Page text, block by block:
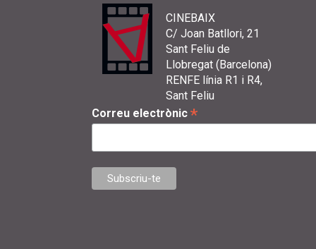
CINEBAIX
C/ Joan Batllori, 21
Sant Feliu de
Llobregat (Barcelona)
RENFE línia R1 i R4,
Sant Feliu
Correu electrònic *